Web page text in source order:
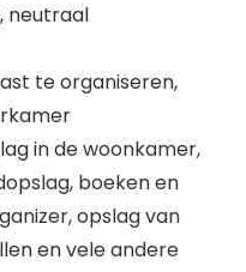
neutraal
te organiseren,
in de woonkamer,
boeken en
opslag van
en vele andere